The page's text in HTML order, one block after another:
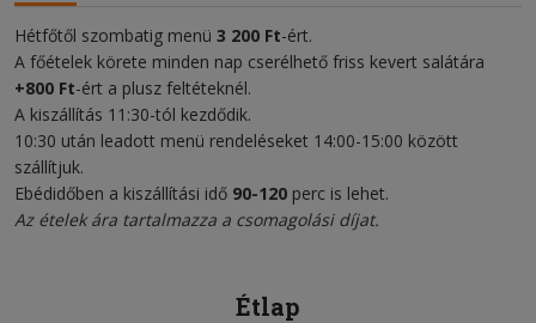
Hétfőtől szombatig menü 3 200 Ft-ért.
A főételek körete minden nap cserélhető friss kevert salátára
+800 Ft-ért a plusz feltéteknél.
A kiszállítás 11:30-tól kezdődik.
10:30 után leadott menü rendeléseket 14:00-15:00 között
szállítjuk.
Ebédidőben a kiszállítási idő 90-120 perc is lehet.
Az ételek ára tartalmazza a csomagolási díjat.
Étlap